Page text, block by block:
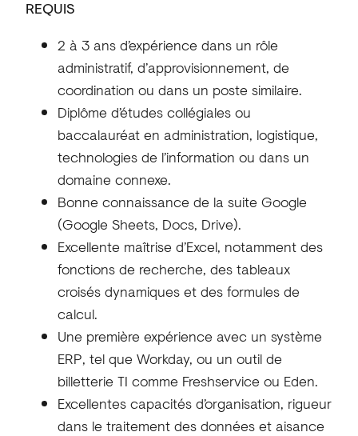
REQUIS
2 à 3 ans d’expérience dans un rôle
administratif, d’approvisionnement, de
coordination ou dans un poste similaire.
Diplôme d’études collégiales ou
baccalauréat en administration, logistique,
technologies de l’information ou dans un
domaine connexe.
Bonne connaissance de la suite Google
(Google Sheets, Docs, Drive).
Excellente maîtrise d’Excel, notamment des
fonctions de recherche, des tableaux
croisés dynamiques et des formules de
calcul.
Une première expérience avec un système
ERP, tel que Workday, ou un outil de
billetterie TI comme Freshservice ou Eden.
Excellentes capacités d’organisation, rigueur
dans le traitement des données et aisance